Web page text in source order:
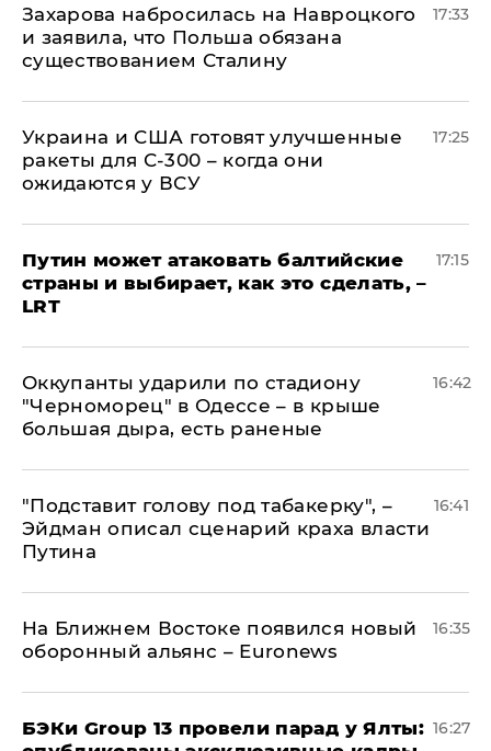
​Захарова набросилась на Навроцкого
и заявила, что Польша обязана
существованием Сталину
17:33
Украина и США готовят улучшенные
ракеты для С-300 – когда они
ожидаются у ВСУ
17:25
Путин может атаковать балтийские
страны и выбирает, как это сделать, –
LRT
17:15
Оккупанты ударили по стадиону
"Черноморец" в Одессе – в крыше
большая дыра, есть раненые
16:42
​"Подставит голову под табакерку", –
Эйдман описал сценарий краха власти
Путина
16:41
На Ближнем Востоке появился новый
оборонный альянс – Euronews
16:35
​БЭКи Group 13 провели парад у Ялты: 16:27